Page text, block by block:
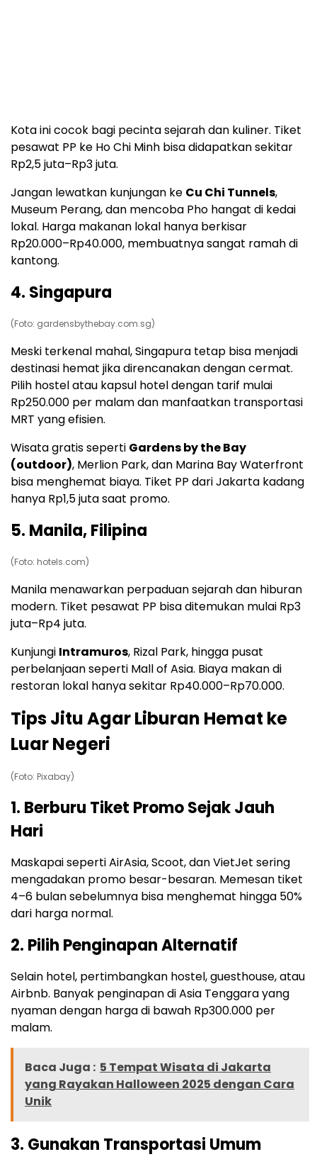
Kota ini cocok bagi pecinta sejarah dan kuliner. Tiket
pesawat PP ke Ho Chi Minh bisa didapatkan sekitar
Rp2,5 juta–Rp3 juta.
Jangan lewatkan kunjungan ke Cu Chi Tunnels,
Museum Perang, dan mencoba Pho hangat di kedai
lokal. Harga makanan lokal hanya berkisar
Rp20.000–Rp40.000, membuatnya sangat ramah di
kantong.
4. Singapura
(Foto: gardensbythebay.com.sg)
Meski terkenal mahal, Singapura tetap bisa menjadi
destinasi hemat jika direncanakan dengan cermat.
Pilih hostel atau kapsul hotel dengan tarif mulai
Rp250.000 per malam dan manfaatkan transportasi
MRT yang efisien.
Wisata gratis seperti Gardens by the Bay
(outdoor), Merlion Park, dan Marina Bay Waterfront
bisa menghemat biaya. Tiket PP dari Jakarta kadang
hanya Rp1,5 juta saat promo.
5. Manila, Filipina
(Foto: hotels.com)
Manila menawarkan perpaduan sejarah dan hiburan
modern. Tiket pesawat PP bisa ditemukan mulai Rp3
juta–Rp4 juta.
Kunjungi Intramuros, Rizal Park, hingga pusat
perbelanjaan seperti Mall of Asia. Biaya makan di
restoran lokal hanya sekitar Rp40.000–Rp70.000.
Tips Jitu Agar Liburan Hemat ke
Luar Negeri
(Foto: Pixabay)
1. Berburu Tiket Promo Sejak Jauh
Hari
Maskapai seperti AirAsia, Scoot, dan VietJet sering
mengadakan promo besar-besaran. Memesan tiket
4–6 bulan sebelumnya bisa menghemat hingga 50%
dari harga normal.
2. Pilih Penginapan Alternatif
Selain hotel, pertimbangkan hostel, guesthouse, atau
Airbnb. Banyak penginapan di Asia Tenggara yang
nyaman dengan harga di bawah Rp300.000 per
malam.
Baca Juga : 5 Tempat Wisata di Jakarta
yang Rayakan Halloween 2025 dengan Cara
Unik
3. Gunakan Transportasi Umum